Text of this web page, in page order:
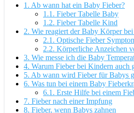
1. Ab wann hat ein Baby Fieber?
1.1. Fieber Tabelle Baby
1.2. Fieber Tabelle Kind
2. Wie reagiert der Baby Körper
2.1. Optische Fieber
2.2. Körperliche Anzeichen
3. Wie messe ich die Baby
4. Warum Fieber bei Kindern auch
5. Ab wann wird Fieber für Babys
6. Was tun bei einem Baby
6.1. Erste Hilfe bei einem
7. Fieber nach einer Impfung
8. Fieber, wenn Babys zahnen